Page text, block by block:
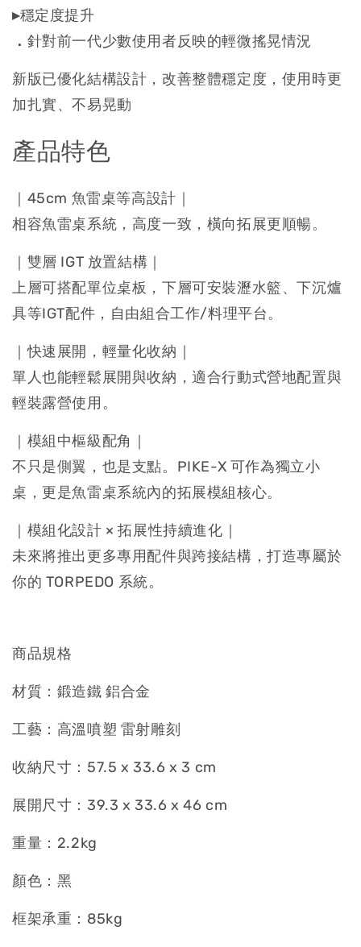
▸穩定度提升
． 針對前一代少數使用者反映的輕微搖晃情況
新版已優化結構設計，改善整體穩定度，使用時更
加扎實、不易晃動
產品特色
｜45cm 魚雷桌等高設計｜
相容魚雷桌系統，高度一致，橫向拓展更順暢。
｜雙層 IGT 放置結構｜
上層可搭配單位桌板，下層可安裝瀝水籃、下沉爐
具等IGT配件，自由組合工作/料理平台。
｜快速展開，輕量化收納｜
單人也能輕鬆展開與收納，適合行動式營地配置與
輕裝露營使用。
｜模組中樞級配角｜
不只是側翼，也是支點。PIKE-X 可作為獨立小
桌，更是魚雷桌系統內的拓展模組核心。
｜模組化設計 × 拓展性持續進化｜
未來將推出更多專用配件與跨接結構，打造專屬於
你的 TORPEDO 系統。
商品規格
材質：鍛造鐵 鋁合金
工藝：高溫噴塑 雷射雕刻
收納尺寸：57.5 x 33.6 x 3 cm
展開尺寸：39.3 x 33.6 x 46 cm
重量：2.2kg
顏色：黑
框架承重：85kg